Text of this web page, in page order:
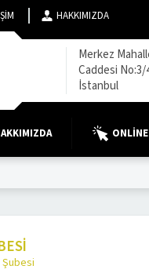
HAKKIMIZDA
Merkez
Caddesi
İstanbul
Şubesi